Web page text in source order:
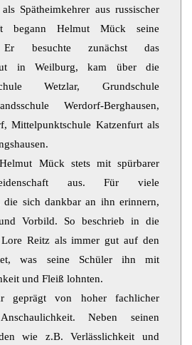
Spätheimkehrer aus russischer
begann Helmut Mück seine
Er besuchte zunächst das
in Weilburg, kam über die
Wetzlar, Grundschule
Werdorf-Berghausen,
Mittelpunktschule Katzenfurt als
Mück stets mit spürbarer
aus. Für viele
die sich dankbar an ihn erinnern,
Vorbild. So beschrieb in die
Reitz als immer gut auf den
was seine Schüler ihn mit
und Fleiß lohnten.
geprägt von hoher fachlicher
Neben seinen
wie z.B. Verlässlichkeit und